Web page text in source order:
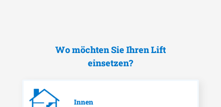
Wo möchten Sie Ihren Lift
einsetzen?
Innen